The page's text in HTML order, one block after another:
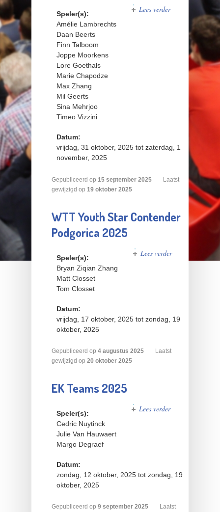
Speler(s):
Amélie Lambrechts
Daan Beerts
Finn Talboom
Joppe Moorkens
Lore Goethals
Marie Chapodze
Max Zhang
Mil Geerts
Sina Mehrjoo
Timeo Vizzini
Datum:
vrijdag, 31 oktober, 2025 tot zaterdag, 1
november, 2025
Lees verderover
Internationaal
Jeugdtornooi
Namen 2025
Gepubliceerd op 15 september 2025
Laatst
gewijzigd op 19 oktober 2025
WTT Youth Star Contender
Podgorica 2025
Speler(s):
Bryan Ziqian Zhang
Matt Closset
Tom Closset
Datum:
vrijdag, 17 oktober, 2025 tot zondag, 19
oktober, 2025
Lees verderover WTT
Gepubliceerd op 4 augustus 2025
Laatst
gewijzigd op 20 oktober 2025
EK Teams 2025
Speler(s):
Cedric Nuytinck
Julie Van Hauwaert
Margo Degraef
Datum:
zondag, 12 oktober, 2025 tot zondag, 19
oktober, 2025
Lees verderover
Gepubliceerd op 9 september 2025 Laatst